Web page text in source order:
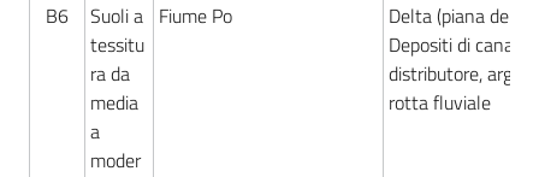
B6
Suoli a
tessitu
ra da
media
a
moder
Fiume Po
Delta (piana
Depositi di canale
distributore,
rotta fluviale